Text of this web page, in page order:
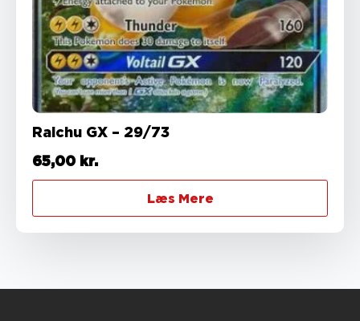
Raichu GX – 29/73
65,00 kr.
Læs Mere